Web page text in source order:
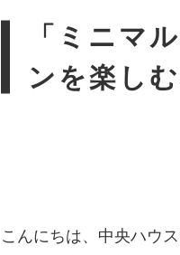
「ミニマ
ンを楽し
こんにちは、中央ハウ